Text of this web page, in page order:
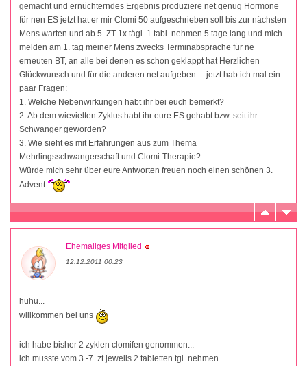
gemacht und ernüchterndes Ergebnis produziere net genug Hormone
für nen ES jetzt hat er mir Clomi 50 aufgeschrieben soll bis zur nächsten
Mens warten und ab 5. ZT 1x tägl. 1 tabl. nehmen 5 tage lang und mich
melden am 1. tag meiner Mens zwecks Terminabsprache für ne
erneuten BT, an alle bei denen es schon geklappt hat Herzlichen
Glückwunsch und für die anderen net aufgeben.... jetzt hab ich mal ein
paar Fragen:
1. Welche Nebenwirkungen habt ihr bei euch bemerkt?
2. Ab dem wievielten Zyklus habt ihr eure ES gehabt bzw. seit ihr
Schwanger geworden?
3. Wie sieht es mit Erfahrungen aus zum Thema
Mehrlingsschwangerschaft und Clomi-Therapie?
Würde mich sehr über eure Antworten freuen noch einen schönen 3.
Advent
Ehemaliges Mitglied
12.12.2011 00:23
huhu...
willkommen bei uns
ich habe bisher 2 zyklen clomifen genommen...
ich musste vom 3.-7. zt jeweils 2 tabletten tgl. nehmen...